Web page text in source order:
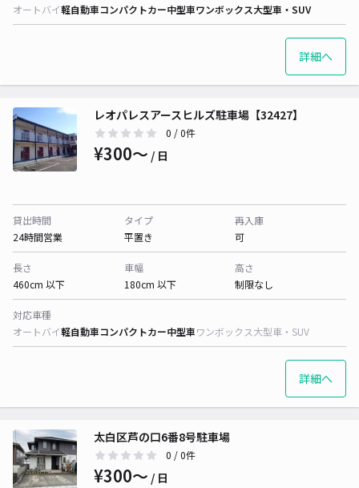
オートバイ軽自動車コンパクトカー中型車ワンボックス大型車・SUV
詳細へ
レオパレスアースヒルズ駐車場【32427】
0 / 0件
¥300〜 / 日
貸出時間
24時間営業
タイプ
平置き
再入庫
可
長さ
460cm 以下
車幅
180cm 以下
高さ
制限なし
対応車種
オートバイ軽自動車コンパクトカー中型車ワンボックス大型車・SUV
詳細へ
太白区芦の口6番8号駐車場
0 / 0件
¥300〜 / 日